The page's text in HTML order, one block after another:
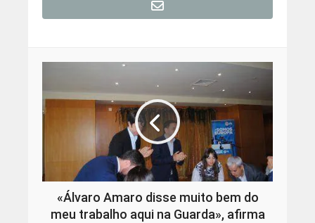
«Álvaro Amaro disse muito bem do
meu trabalho aqui na Guarda», afirma